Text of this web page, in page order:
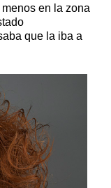
en la zona
que la iba a